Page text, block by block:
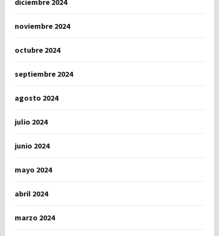
diciembre 2024
noviembre 2024
octubre 2024
septiembre 2024
agosto 2024
julio 2024
junio 2024
mayo 2024
abril 2024
marzo 2024